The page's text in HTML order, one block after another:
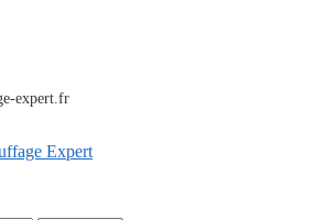
expert.fr